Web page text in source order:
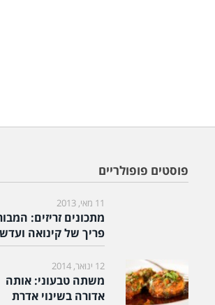
פוסטים פופולריים
11 מאי, 2013
מתכונים זריזים:
פריך של קינואה
12 ינואר, 2014
משתה טבעוני: אותה
אדורה בשינוי אדרת